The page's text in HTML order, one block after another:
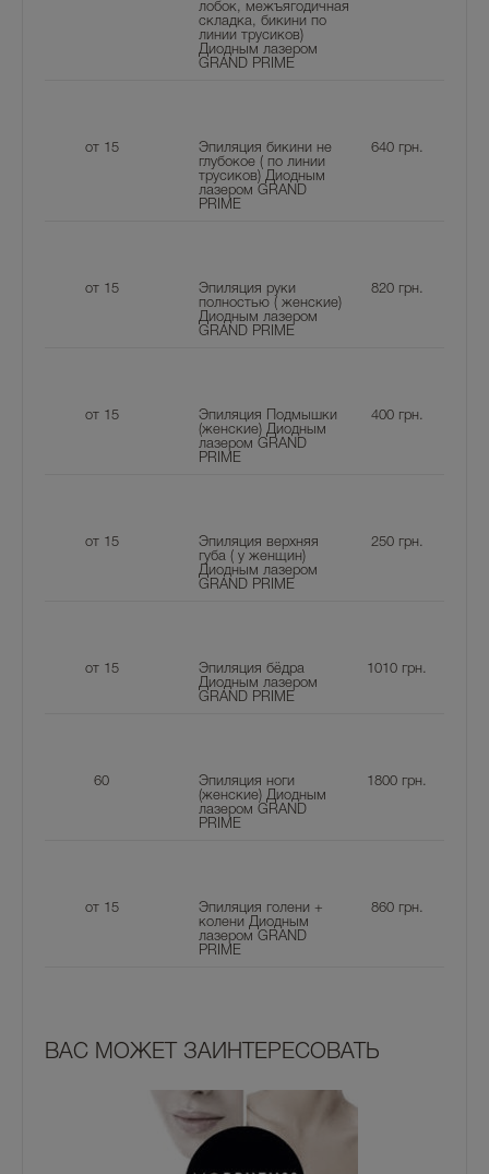
лобок, межъягодичная
складка, бикини по
линии трусиков)
Диодным лазером
GRAND PRIME
от 15
Эпиляция бикини не
глубокое ( по линии
трусиков) Диодным
лазером GRAND
PRIME
640грн.
от 15
Эпиляция руки
полностью ( женские)
Диодным лазером
GRAND PRIME
820грн.
от 15
Эпиляция Подмышки
(женские) Диодным
лазером GRAND
PRIME
400грн.
от 15
Эпиляция верхняя
губа ( у женщин)
Диодным лазером
GRAND PRIME
250грн.
от 15
Эпиляция бёдра
Диодным лазером
GRAND PRIME
1010 грн.
60
Эпиляция ноги
(женские) Диодным
лазером GRAND
PRIME
1800 грн.
от 15
Эпиляция голени +
колени Диодным
лазером GRAND
PRIME
860грн.
ВАС МОЖЕТ ЗАИНТЕРЕСОВАТЬ